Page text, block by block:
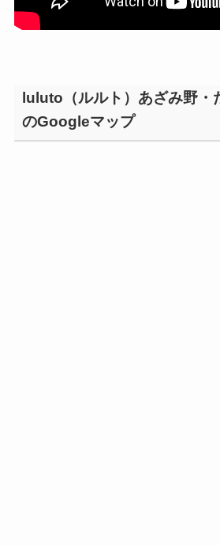
luluto（ルルト）あざみ野・
のGoogleマップ